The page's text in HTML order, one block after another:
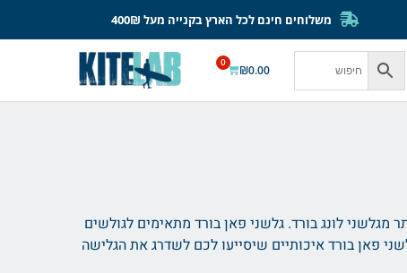
משלוחים חינם לכל הארץ בקנייה מעל 400₪
₪0.00
0
מגלשני לונג בורד. גלשני פאן בורד מתאימים לגולשים
פאן בורד איכותיים שיסייעו לכם לשדרג את הגלישה